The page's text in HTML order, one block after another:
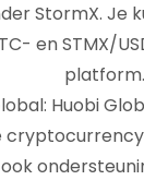
StormX. Je
en STMX/
platform.
Huobi